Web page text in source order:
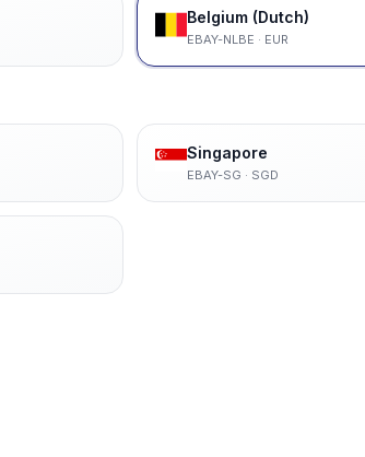
Belgium (Dutch)
EBAY-NLBE · EUR
Singapore
EBAY-SG · SGD